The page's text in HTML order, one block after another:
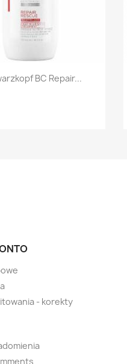
Szybki podgląd
BC Repair...
- korekty